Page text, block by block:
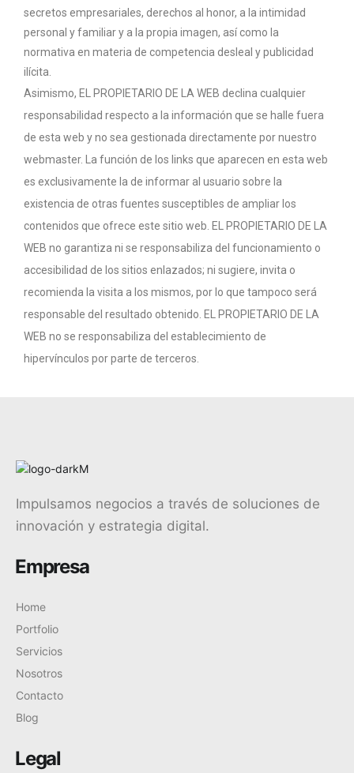
secretos empresariales, derechos al honor, a la intimidad
personal y familiar y a la propia imagen, así como la
normativa en materia de competencia desleal y publicidad
ilícita.
Asimismo, EL PROPIETARIO DE LA WEB declina cualquier
responsabilidad respecto a la información que se halle fuera
de esta web y no sea gestionada directamente por nuestro
webmaster. La función de los links que aparecen en esta web
es exclusivamente la de informar al usuario sobre la
existencia de otras fuentes susceptibles de ampliar los
contenidos que ofrece este sitio web. EL PROPIETARIO DE LA
WEB no garantiza ni se responsabiliza del funcionamiento o
accesibilidad de los sitios enlazados; ni sugiere, invita o
recomienda la visita a los mismos, por lo que tampoco será
responsable del resultado obtenido. EL PROPIETARIO DE LA
WEB no se responsabiliza del establecimiento de
hipervínculos por parte de terceros.
Impulsamos negocios a través de soluciones de
innovación y estrategia digital.
Empresa
Home
Portfolio
Servicios
Nosotros
Contacto
Blog
Legal